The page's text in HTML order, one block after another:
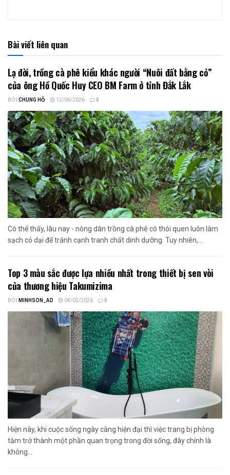
Bài viết liên quan
Lạ đời, trồng cà phê kiểu khác người “Nuôi đất bằng cỏ”
của ông Hồ Quốc Huy CEO BM Farm ở tỉnh Đắk Lắk
BỞI CHUNG HỒ 12/06/2026 0
Có thể thấy, lâu nay - nông dân trồng cà phê có thói quen luôn làm
sạch cỏ dại để tránh cạnh tranh chất dinh dưỡng. Tuy nhiên,...
Top 3 màu sắc được lựa nhiều nhất trong thiết bị sen vòi
của thương hiệu Takumizima
BỞI MINHSON_AD 04/05/2026 0
Hiện này, khi cuộc sống ngày càng hiện đại thì việc trang bị phòng
tắm trở thành một phần quan trọng trong đời sống, đây chính là
không...